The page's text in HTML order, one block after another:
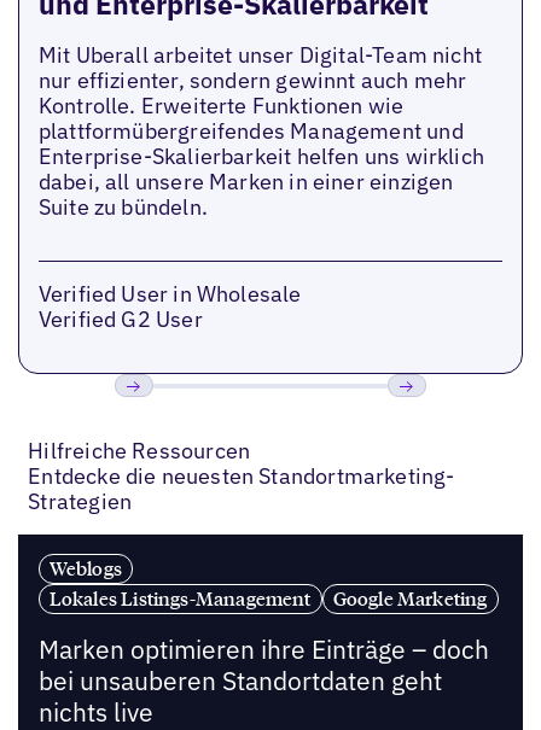
Mit Uberall arbeitet unser Digital-Team nicht
nur effizienter, sondern gewinnt auch mehr
Kontrolle. Erweiterte Funktionen wie
plattformübergreifendes Management und
Enterprise-Skalierbarkeit helfen uns wirklich
dabei, all unsere Marken in einer einzigen
Suite zu bündeln.
Verified User in Wholesale
Verified G2 User
Hilfreiche Ressourcen
Entdecke die neuesten Standortmarketing-
Strategien
Weblogs
Lokales Listings-Management
Google Marketing
Marken optimieren ihre Einträge – doch
bei unsauberen Standortdaten geht
nichts live